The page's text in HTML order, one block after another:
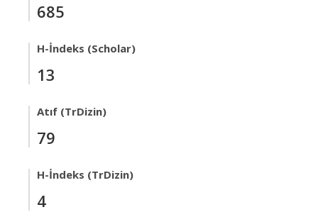
685
H-İndeks (Scholar)
13
Atıf (TrDizin)
79
H-İndeks (TrDizin)
4